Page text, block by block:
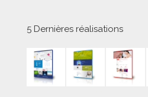
5 Dernières réalisations